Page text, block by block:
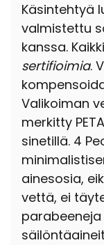
Käsintehtyä
valmistettu
kanssa.
sertifioimia.
Valikoiman
merkitty
sinetillä. 4
ainesosia,
vettä, ei